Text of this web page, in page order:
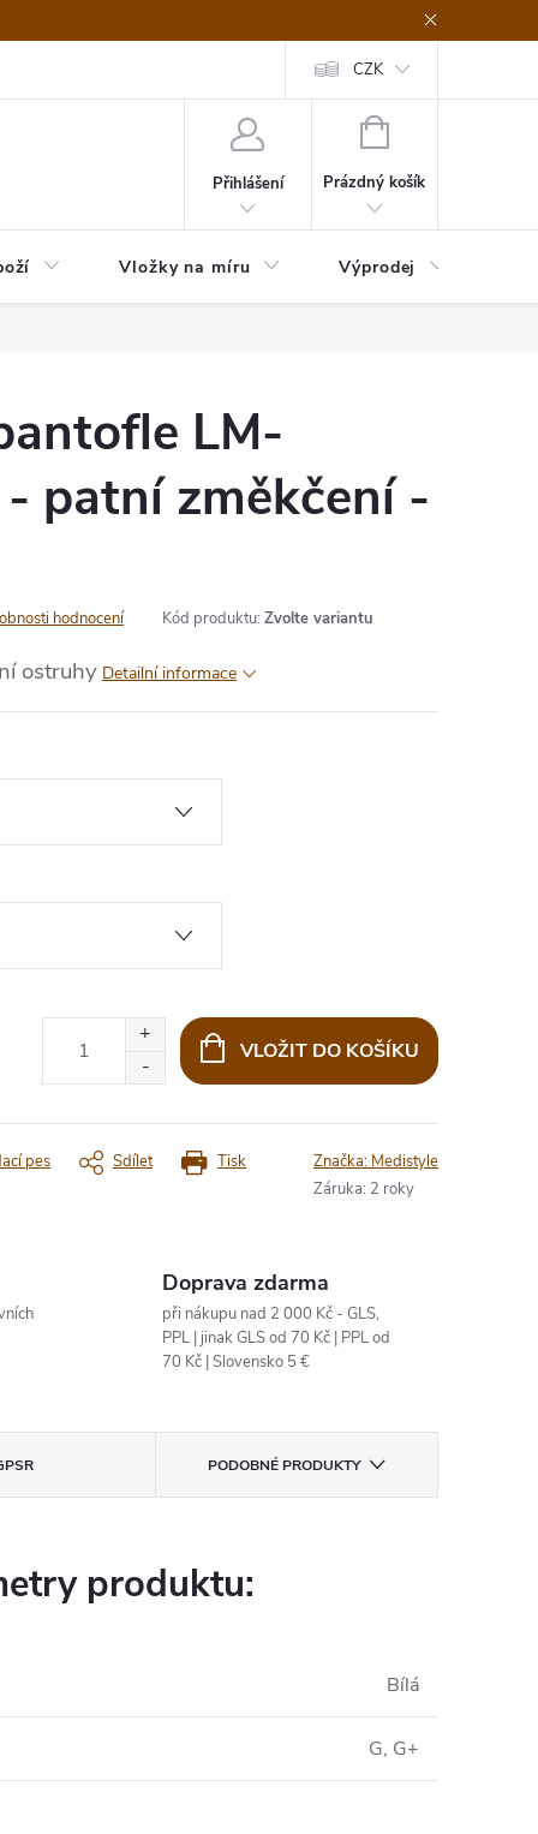
Vrácení, výměna nebo
CZK
Přihlášení
NÁKUPNÍ
Prázdný košík
Vložky na míru Výprodej
LM-
patní změkčení -
hodnocení Kód produktu: Zvolte variantu
ostruhy Detailní informace
VLOŽIT DO KOŠÍKU
Tisk
pes Sdílet Značka: Medistyle
Záruka: 2 roky
Doprava zdarma
při nákupu nad 2 000 Kč - GLS,
PPL | jinak GLS od 70 Kč | PPL od
70 Kč | Slovensko 5 €
PODOBNÉ PRODUKTY
produktu:
Bílá
G, G+